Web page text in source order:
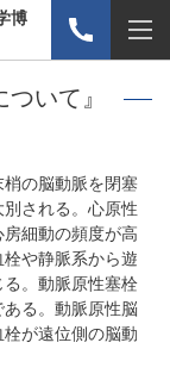
博
いて』
の脳動脈を閉塞
される。心原性
細動の頻度が高
や静脈系から遊
。動脈原性塞栓
る。動脈原性脳
が遠位側の脳動